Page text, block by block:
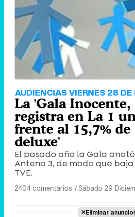
AUDIENCIAS VIERNES 28 DE
La 'Gala
registra en La 1
frente al 15,7% de
deluxe'
El pasado año la Gala anotó
Antena 3, de modo que
TVE.
2404 comentarios |Sábado 29
Eliminar